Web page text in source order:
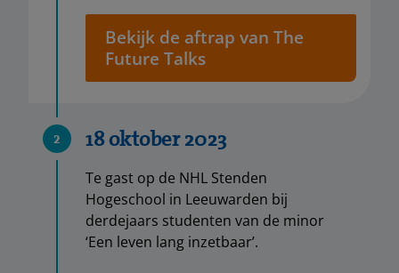
Bekijk de aftrap van The
Future Talks
2 18 oktober 2023
Te gast op de NHL Stenden
Hogeschool in Leeuwarden bij
derdejaars studenten van de minor
‘Een leven lang inzetbaar’.